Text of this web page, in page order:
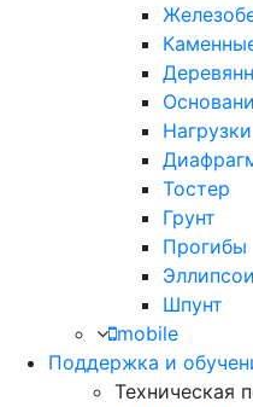
Тостер
Грунт
Прогибы
Шпунт
mobile
Поддержка и
Техническая